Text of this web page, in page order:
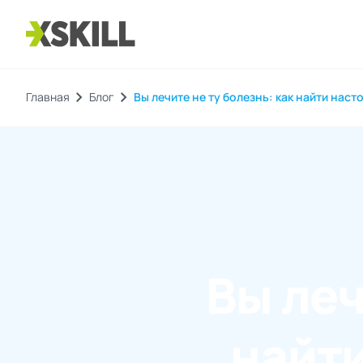
Главная chevron_right Блог chevron_right Вы лечите не ту болезнь: как найти